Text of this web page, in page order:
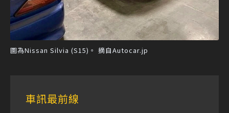
圖為Nissan Silvia (S15)。 摘自Autocar.jp
車訊最前線